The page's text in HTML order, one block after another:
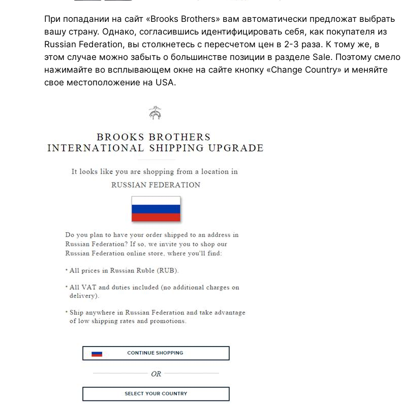
При попадании на сайт «Brooks Brothers» вам автоматически предложат выбрать
вашу страну. Однако, согласившись идентифицировать себя, как покупателя из
Russian Federation, вы столкнетесь с пересчетом цен в 2-3 раза. К тому же, в
этом случае можно забыть о большинстве позиции в разделе Sale. Поэтому смело
нажимайте во всплывающем окне на сайте кнопку «Change Country» и меняйте
свое местоположение на USA.